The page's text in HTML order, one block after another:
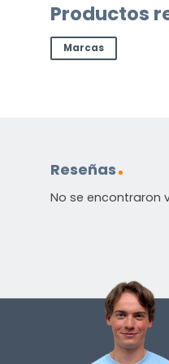
Contáctenos.
correo
Productos
Marcas
Reseñas
No se encontraron